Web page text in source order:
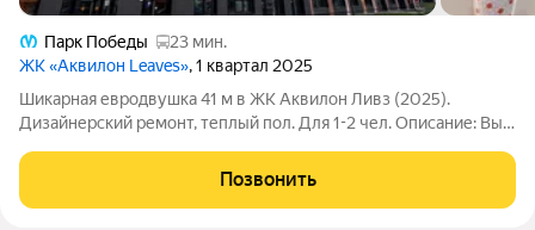
Парк Победы
23 мин.
ЖК «Аквилон Leaves», 1 квартал 2025
Шикарная евродвушка 41 м в ЖК Аквилон Ливз (2025).
Дизайнерский ремонт, теплый пол. Для 1-2 чел. Описание: Вы
доме с дизайнерским ремонтом и атмосферой парижского
кафе на лоджии? Сдается
Позвонить